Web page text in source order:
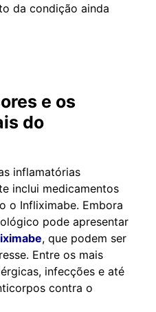
da condição ainda
e os
do
inflamatórias
inclui medicamentos
o Infliximabe. Embora
pode apresentar
, que podem ser
Entre os mais
infecções e até
contra o